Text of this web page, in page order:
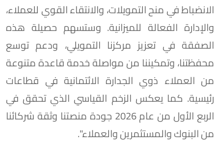
الانضباط في منح التمويلات، والانتقاء القوي للعملاء،
والإدارة الفعالة للميزانية. وستسهم حصيلة هذه
الصفقة في تعزيز مركزنا التمويلي، ودعم توسع
محفظتنا، وتمكيننا من مواصلة خدمة قاعدة متنوعة
من العملاء ذوي الجدارة الائتمانية في قطاعات
رئيسية. كما يعكس الزخم القياسي الذي تحقق في
الربع الأول من عام 2026 جودة منصتنا وثقة شركائنا
من البنوك والمستثمرين والعملاء".